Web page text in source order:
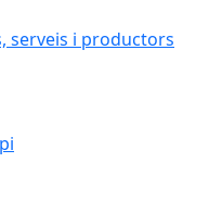
serveis i productors